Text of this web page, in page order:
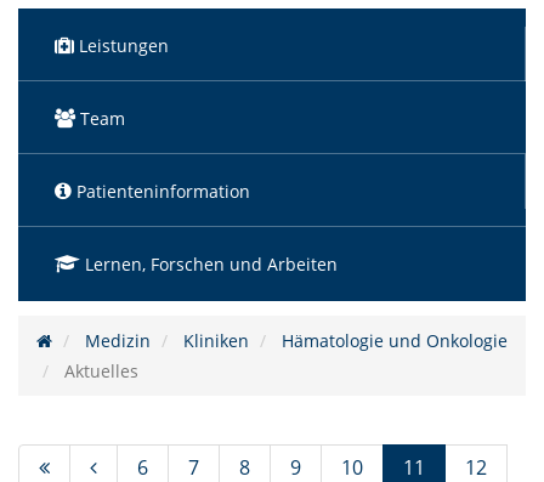
Leistungen
Team
Patienteninformation
Lernen, Forschen und Arbeiten
Medizin Kliniken
Hämatologie und Onkologie
Aktuelles
6 7 8 9 10 11 (Standort)
12